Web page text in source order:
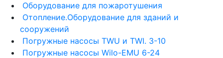
Оборудование для пожаротушения
Отопление.Оборудование для зданий и
сооружений
Погружные насосы TWU и TWI. 3-10
Погружные насосы Wilo-EMU 6-24